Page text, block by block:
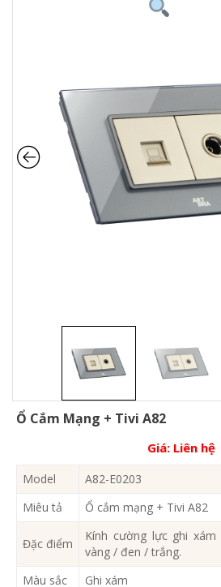
Ổ Cắm Mạng + Tivi A82
Giá: Liên hệ
Model
A82-E0203
Miêu tả
Ổ cắm mạng + Tivi A82
Đặc điểm
Kính cường lực ghi
vàng / đen / trắng.
Màu sắc
Ghi xám